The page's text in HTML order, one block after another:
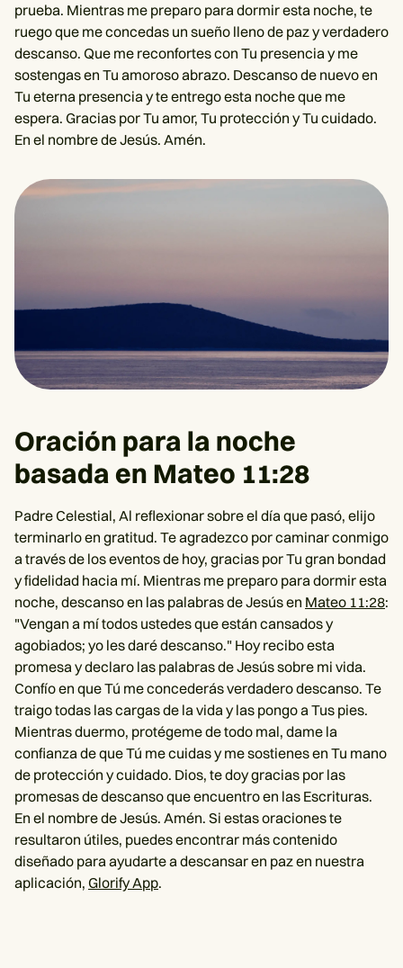
prueba. Mientras me preparo para dormir esta noche, te
ruego que me concedas un sueño lleno de paz y verdadero
descanso. Que me reconfortes con Tu presencia y me
sostengas en Tu amoroso abrazo. Descanso de nuevo en
Tu eterna presencia y te entrego esta noche que me
espera. Gracias por Tu amor, Tu protección y Tu cuidado.
En el nombre de Jesús. Amén.
Oración para la noche
basada en Mateo 11:28
Padre Celestial, Al reflexionar sobre el día que pasó, elijo
terminarlo en gratitud. Te agradezco por caminar conmigo
a través de los eventos de hoy, gracias por Tu gran bondad
y fidelidad hacia mí. Mientras me preparo para dormir esta
noche, descanso en las palabras de Jesús en Mateo 11:28:
"Vengan a mí todos ustedes que están cansados y
agobiados; yo les daré descanso." Hoy recibo esta
promesa y declaro las palabras de Jesús sobre mi vida.
Confío en que Tú me concederás verdadero descanso. Te
traigo todas las cargas de la vida y las pongo a Tus pies.
Mientras duermo, protégeme de todo mal, dame la
confianza de que Tú me cuidas y me sostienes en Tu mano
de protección y cuidado. Dios, te doy gracias por las
promesas de descanso que encuentro en las Escrituras.
En el nombre de Jesús. Amén. Si estas oraciones te
resultaron útiles, puedes encontrar más contenido
diseñado para ayudarte a descansar en paz en nuestra
aplicación, Glorify App.